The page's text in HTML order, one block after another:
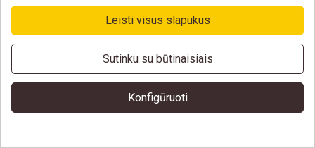
Apie Dremler 
Pagalba 
Leisti visus slapukus
Sutinku su būtinaisiais
Konfigūruoti